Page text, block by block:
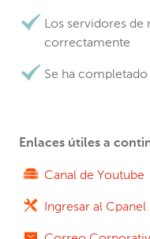
Los servidores
correctamente
Se ha
Enlaces útiles a
Canal de Youtube
Ingresar al